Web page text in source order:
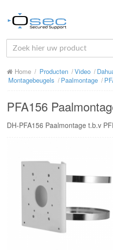
HOME
OVER ONS
MIJN OSEC
CONTACT
INLOGGEN
Home Producten Video
Montagebeugels
Paalmontage
PFA156
DH-PFA156 Paalmontage t.b.v